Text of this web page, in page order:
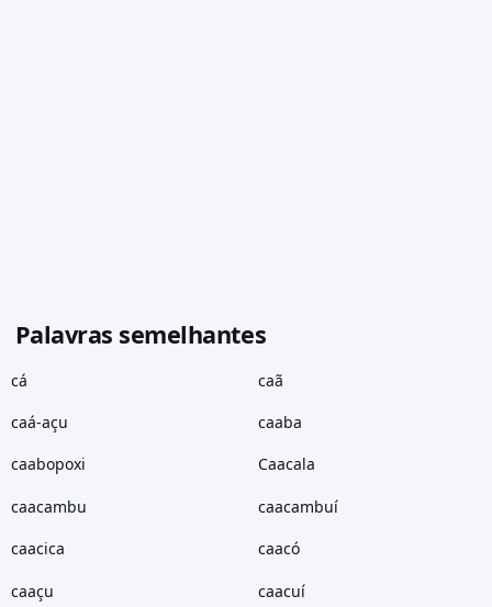
Palavras semelhantes
cá caã
caá-açu caaba
caabopoxi Caacala
caacambu caacambuí
caacica caacó
caaçu caacuí